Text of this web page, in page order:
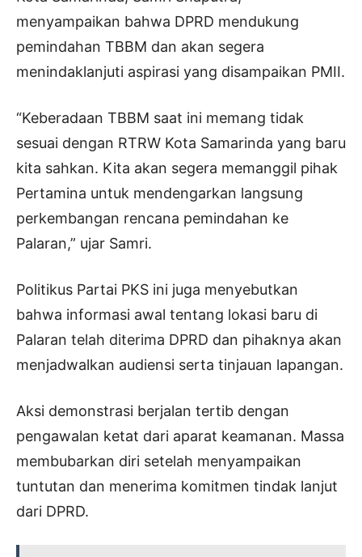
menyampaikan bahwa DPRD mendukung
pemindahan TBBM dan akan segera
menindaklanjuti aspirasi yang disampaikan PMII.
“Keberadaan TBBM saat ini memang tidak
sesuai dengan RTRW Kota Samarinda yang baru
kita sahkan. Kita akan segera memanggil pihak
Pertamina untuk mendengarkan langsung
perkembangan rencana pemindahan ke
Palaran,” ujar Samri.
Politikus Partai PKS ini juga menyebutkan
bahwa informasi awal tentang lokasi baru di
Palaran telah diterima DPRD dan pihaknya akan
menjadwalkan audiensi serta tinjauan lapangan.
Aksi demonstrasi berjalan tertib dengan
pengawalan ketat dari aparat keamanan. Massa
membubarkan diri setelah menyampaikan
tuntutan dan menerima komitmen tindak lanjut
dari DPRD.